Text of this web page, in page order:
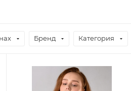
Бренд Категория